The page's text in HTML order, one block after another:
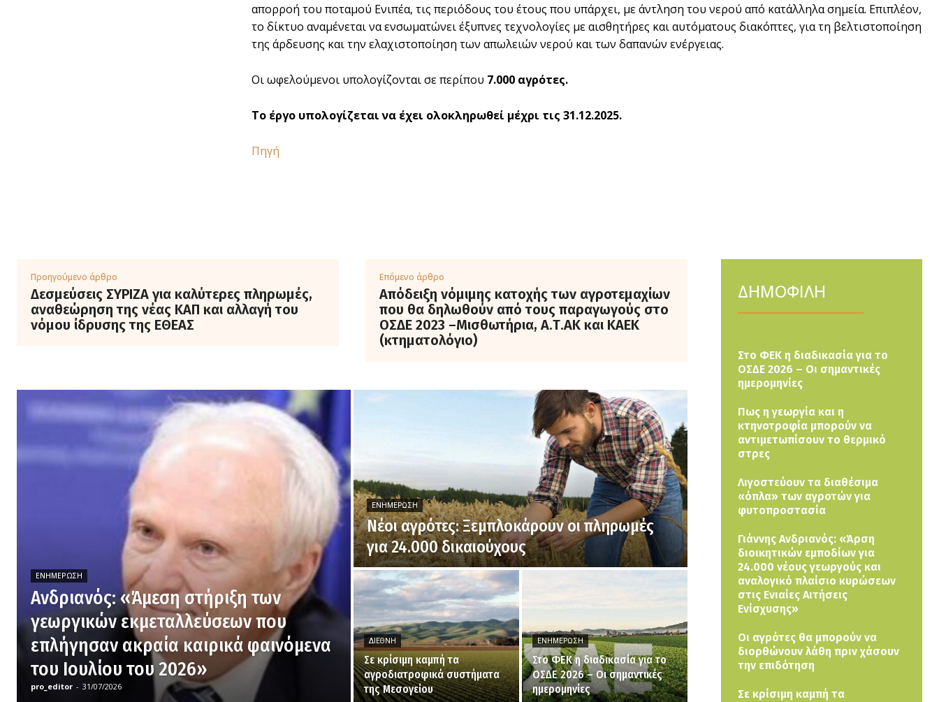
απορροή του ποταμού Ενιπέα, τις περιόδους του έτους που υπάρχει, με άντληση του νερού από κατάλληλα σημεία. Επιπλέον,
το δίκτυο αναμένεται να ενσωματώνει έξυπνες τεχνολογίες με αισθητήρες και αυτόματους διακόπτες, για τη βελτιστοποίηση
της άρδευσης και την ελαχιστοποίηση των απωλειών νερού και των δαπανών ενέργειας.
Οι ωφελούμενοι υπολογίζονται σε περίπου 7.000 αγρότες.
Το έργο υπολογίζεται να έχει ολοκληρωθεί μέχρι τις 31.12.2025.
Πηγή
Προηγούμενο άρθρο
Δεσμεύσεις ΣΥΡΙΖΑ για καλύτερες πληρωμές,
αναθεώρηση της νέας ΚΑΠ και αλλαγή του
νόμου ίδρυσης της ΕΘΕΑΣ
Επόμενο άρθρο
Απόδειξη νόμιμης κατοχής των αγροτεμαχίων
που θα δηλωθούν από τους παραγωγούς στο
ΟΣΔΕ 2023 –Μισθωτήρια, Α.Τ.ΑΚ και ΚΑΕΚ
(κτηματολόγιο)
ΕΝΗΜΈΡΩΣΗ
Ανδριανός: «Άμεση στήριξη των
γεωργικών εκμεταλλεύσεων που
επλήγησαν ακραία καιρικά φαινόμενα
του Ιουλίου του 2026»
pro_editor - 31/07/2026
ΕΝΗΜΈΡΩΣΗ
Νέοι αγρότες: Ξεμπλοκάρουν οι πληρωμές
για 24.000 δικαιούχους
ΔΙΕΘΝΉ
Σε κρίσιμη καμπή τα
αγροδιατροφικά συστήματα
της Μεσογείου
ΕΝΗΜΈΡΩΣΗ
Στο ΦΕΚ η διαδικασία για το
ΟΣΔΕ 2026 – Οι σημαντικές
ημερομηνίες
ΔΗΜΟΦΙΛΗ
Στο ΦΕΚ η διαδικασία για το
ΟΣΔΕ 2026 – Οι σημαντικές
ημερομηνίες
Πως η γεωργία και η
κτηνοτροφία μπορούν να
αντιμετωπίσουν το θερμικό
στρες
Λιγοστεύουν τα διαθέσιμα
«όπλα» των αγροτών για
φυτοπροστασία
Γιάννης Ανδριανός: «Άρση
διοικητικών εμποδίων για
24.000 νέους γεωργούς και
αναλογικό πλαίσιο κυρώσεων
στις Ενιαίες Αιτήσεις
Ενίσχυσης»
Οι αγρότες θα μπορούν να
διορθώνουν λάθη πριν χάσουν
την επιδότηση
Σε κρίσιμη καμπή τα